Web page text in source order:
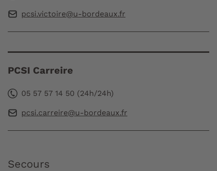
pcsi.victoire@u-bordeaux.fr
PCSI Carreire
05 57 57 14 50 (24h/24h)
pcsi.carreire@u-bordeaux.fr
Secours